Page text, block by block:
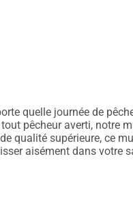
quelle journée de
pêcheur averti, notre
qualité supérieure, ce
aisément dans votre